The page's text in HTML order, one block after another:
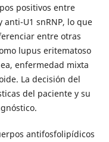
positivos entre
U1 snRNP, lo que
entre otras
lupus eritematoso
enfermedad mixta
La decisión del
del paciente y su
antifosfolipídicos